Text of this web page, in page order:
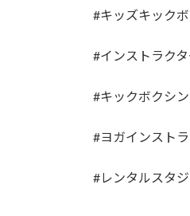
#キッズキック
#インストラク
#キックボクシ
#ヨガインスト
#レンタルスタ